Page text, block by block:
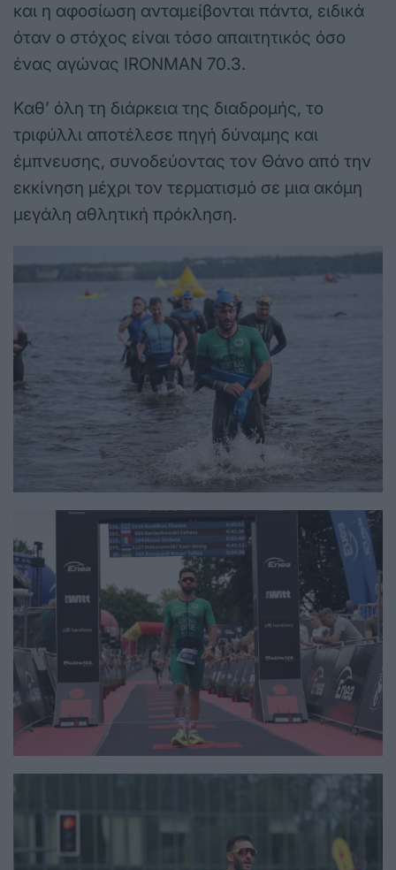
και η αφοσίωση ανταμείβονται πάντα, ειδικά
όταν ο στόχος είναι τόσο απαιτητικός όσο
ένας αγώνας IRONMAN 70.3.
Καθ’ όλη τη διάρκεια της διαδρομής, το
τριφύλλι αποτέλεσε πηγή δύναμης και
έμπνευσης, συνοδεύοντας τον Θάνο από την
εκκίνηση μέχρι τον τερματισμό σε μια ακόμη
μεγάλη αθλητική πρόκληση.